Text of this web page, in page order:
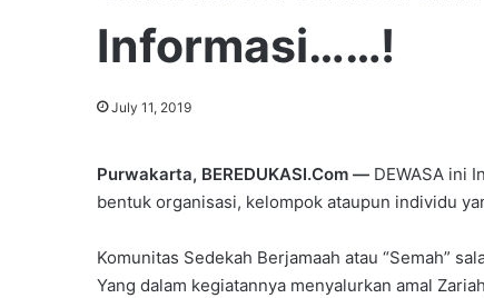
Informasi……!
July 11, 2019
Purwakarta, BEREDUKASI.Com — DEWASA ini
bentuk organisasi, kelompok ataupun individu
Komunitas Sedekah Berjamaah atau “Semah”
Yang dalam kegiatannya menyalurkan amal